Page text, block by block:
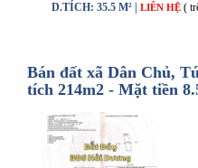
D.TÍCH: 35.5 M² | LIÊN HỆ (
Bán đất xã Dân Chủ,
tích 214m2 - Mặt tiền